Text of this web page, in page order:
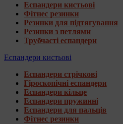
Еспандери кистьові
Фітнес резинки
Резинки для підтягування
Резинки з петлями
Трубчасті еспандери
Еспандери кистьові
Еспандери стрічкові
Гіроскопічні еспандери
Еспандери кільце
Еспандери пружинні
Еспандери для пальців
Фітнес резинки